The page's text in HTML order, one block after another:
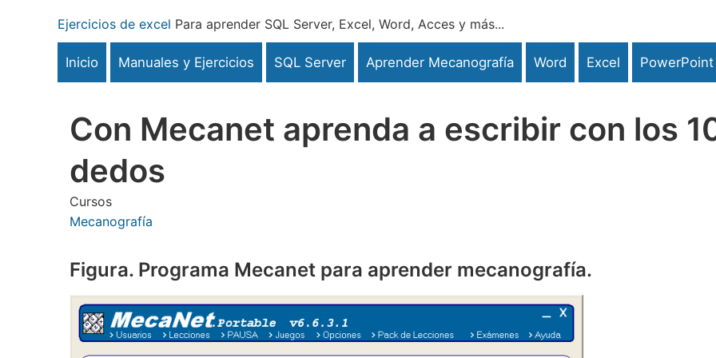
contenido
Ejercicios de excel Para aprender SQL Server, Excel, Word, Acces y más...
Inicio Manuales y Ejercicios SQL Server Aprender Mecanografía Word Excel PowerPoint
Con Mecanet aprenda a escribir con los
dedos
Cursos
Mecanografía
Figura. Programa Mecanet para aprender mecanografía.